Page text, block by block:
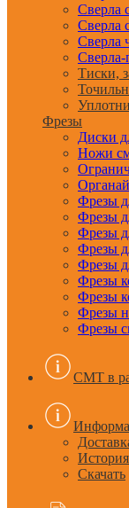
Сверла
Сверла
Сверла
Тиски,
Фрезы
Диски
Ножи
Фрезы
Фрезы
Фрезы
Фрезы
Фрезы
Фрезы
Фрезы
Фрезы
Фрезы
CMT в
История
Скачать